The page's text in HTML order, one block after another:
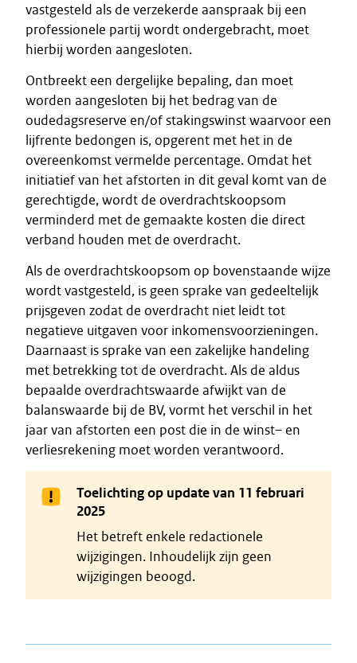
vastgesteld als de verzekerde aanspraak bij een
professionele partij wordt ondergebracht, moet
hierbij worden aangesloten.
Ontbreekt een dergelijke bepaling, dan moet
worden aangesloten bij het bedrag van de
oudedagsreserve en/of stakingswinst waarvoor een
lijfrente bedongen is, opgerent met het in de
overeenkomst vermelde percentage. Omdat het
initiatief van het afstorten in dit geval komt van de
gerechtigde, wordt de overdrachtskoopsom
verminderd met de gemaakte kosten die direct
verband houden met de overdracht.
Als de overdrachtskoopsom op bovenstaande wijze
wordt vastgesteld, is geen sprake van gedeeltelijk
prijsgeven zodat de overdracht niet leidt tot
negatieve uitgaven voor inkomensvoorzieningen.
Daarnaast is sprake van een zakelijke handeling
met betrekking tot de overdracht. Als de aldus
bepaalde overdrachtswaarde afwijkt van de
balanswaarde bij de BV, vormt het verschil in het
jaar van afstorten een post die in de winst– en
verliesrekening moet worden verantwoord.
Toelichting op update van 11 februari
2025
Het betreft enkele redactionele
wijzigingen. Inhoudelijk zijn geen
wijzigingen beoogd.